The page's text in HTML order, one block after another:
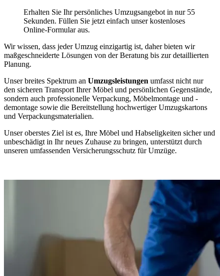
Erhalten Sie Ihr persönliches Umzugsangebot in nur 55
Sekunden. Füllen Sie jetzt einfach unser kostenloses
Online-Formular aus.
Wir wissen, dass jeder Umzug einzigartig ist, daher bieten wir
maßgeschneiderte Lösungen von der Beratung bis zur detaillierten
Planung.
Unser breites Spektrum an Umzugsleistungen umfasst nicht nur
den sicheren Transport Ihrer Möbel und persönlichen Gegenstände,
sondern auch professionelle Verpackung, Möbelmontage und -
demontage sowie die Bereitstellung hochwertiger Umzugskartons
und Verpackungsmaterialien.
Unser oberstes Ziel ist es, Ihre Möbel und Habseligkeiten sicher und
unbeschädigt in Ihr neues Zuhause zu bringen, unterstützt durch
unseren umfassenden Versicherungsschutz für Umzüge.